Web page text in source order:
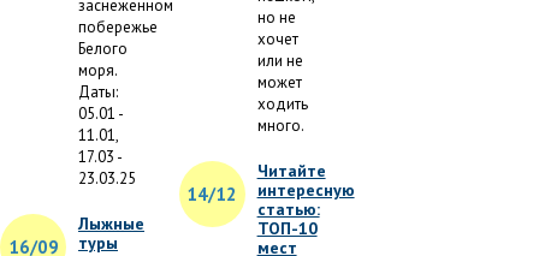
заснеженном
побережье
Белого
моря.
Даты:
05.01 -
11.01,
17.03 -
23.03.25
16/09
Лыжные
туры
но не
хочет
или не
может
ходить
много.
14/12
Читайте
интересную
статью:
ТОП-10
мест